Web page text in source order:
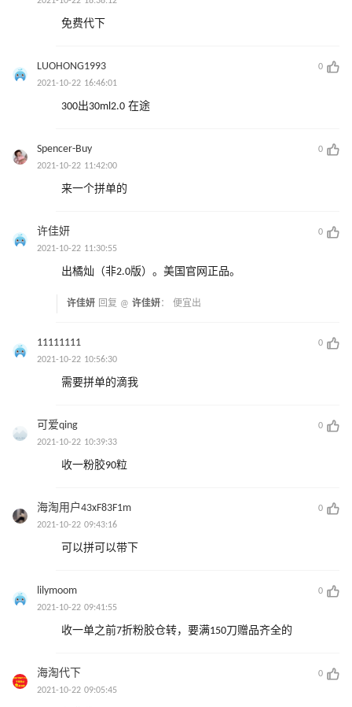
免费代下
LUOHONG1993
0
2021-10-22 16:46:01
300出30ml2.0 在途
Spencer-Buy
0
2021-10-22 11:42:00
来一个拼单的
许佳妍
0
2021-10-22 11:30:55
出橘灿（非2.0版）。美国官网正品。
许佳妍 回复 @ 许佳妍： 便宜出
11111111
0
2021-10-22 10:56:30
需要拼单的滴我
可爱qing
0
2021-10-22 10:39:33
收一粉胶90粒
海淘用户43xF83F1m
0
2021-10-22 09:43:16
可以拼可以带下
lilymoom
0
2021-10-22 09:41:55
收一单之前7折粉胶仓转，要满150刀赠品齐全的
海淘代下
0
2021-10-22 09:05:45